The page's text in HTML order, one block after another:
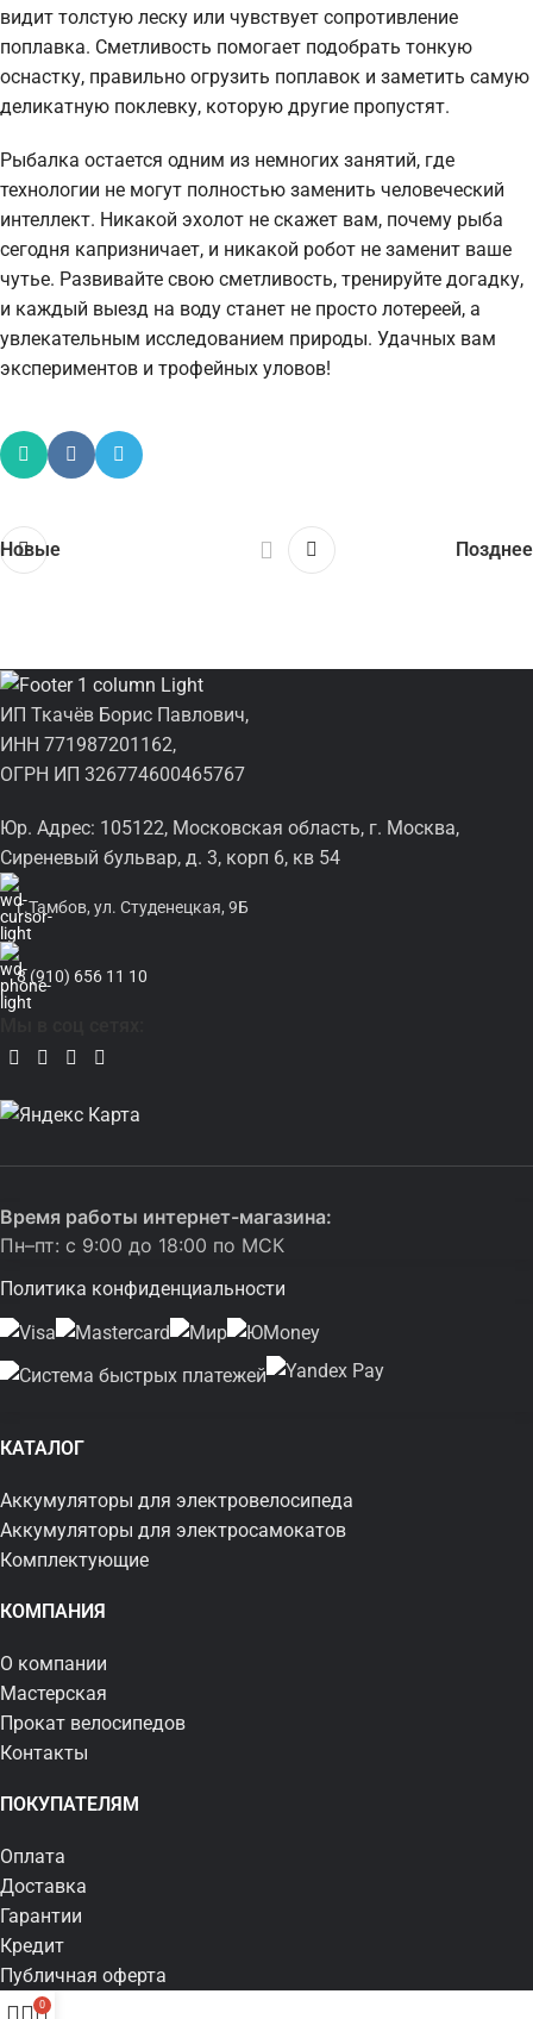
видит толстую леску или чувствует сопротивление
поплавка. Сметливость помогает подобрать тонкую
оснастку, правильно огрузить поплавок и заметить самую
деликатную поклевку, которую другие пропустят.
Рыбалка остается одним из немногих занятий, где
технологии не могут полностью заменить человеческий
интеллект. Никакой эхолот не скажет вам, почему рыба
сегодня капризничает, и никакой робот не заменит ваше
чутье. Развивайте свою сметливость, тренируйте догадку,
и каждый выезд на воду станет не просто лотереей, а
увлекательным исследованием природы. Удачных вам
экспериментов и трофейных уловов!
Новые Позднее
ИП Ткачёв Борис Павлович,
ИНН 771987201162,
ОГРН ИП 326774600465767
Юр. Адрес: 105122, Московская область, г. Москва,
Сиреневый бульвар, д. 3, корп 6, кв 54
г.Тамбов, ул. Студенецкая, 9Б
8 (910) 656 11 10
Время работы интернет-магазина:
Пн–пт: с 9:00 до 18:00 по МСК
Политика конфиденциальности
КАТАЛОГ
Аккумуляторы для электровелосипеда
Аккумуляторы для электросамокатов
Комплектующие
КОМПАНИЯ
О компании
Мастерская
Прокат велосипедов
Контакты
ПОКУПАТЕЛЯМ
Оплата
Доставка
Гарантии
Кредит
Публичная оферта
0